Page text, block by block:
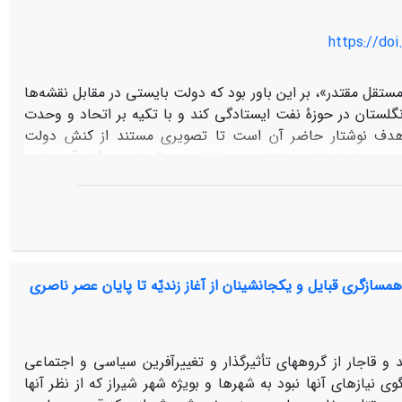
https://
مقتدر»، بر این باور بود که دولت بایستی در مقابل نقشه‌ها
در حوزۀ نفت ایستادگی کند و با تکیه ‌بر اتحاد و وحدت
نوشتار حاضر آن است تا تصویری مستند از کنش دولت
نوشتار روزنامة جنوب ارائه دهد که نویسندگان آن بر این
انگلستان عمل می‌کند و سازمان سیاسی یا به گفتة روزنامه
منافع انگلستان در ایران است. به این ترتیب روزنامة
نگاه روزنامه مشخص شود.
قبایل و یکجانشینان از آغاز زندیّه تا پایان عصر ناصری
قاجار از گروههای تأثیرگذار و تغییرآفرین سیاسی و اجتماعی
آنها نبود به شهرها و بویژه شهر شیراز که از نظر آنها